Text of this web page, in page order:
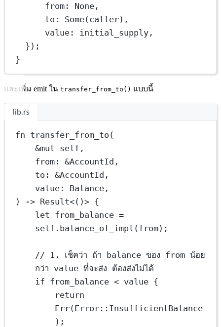
from : None ,
to : Some(caller),
value :
initial_supply,
});
}
และเพิ่ม emit ใน transfer_from_to() แบบนี้
lib.rs
fn transfer_from_to (
&mut self ,
from : &AccountId ,
to : &AccountId ,
value : Balance ,
)
-> Result<()> {
let from_balance =
self . balance_of_impl (from);
// 1. เช็คว่า ถ้า balance ของ from น้อย
กว่า value ที่จะส่ง ต้องส่งไม่ได้
if from_balance < value {
return
Err(Error :: InsufficientBalance
);